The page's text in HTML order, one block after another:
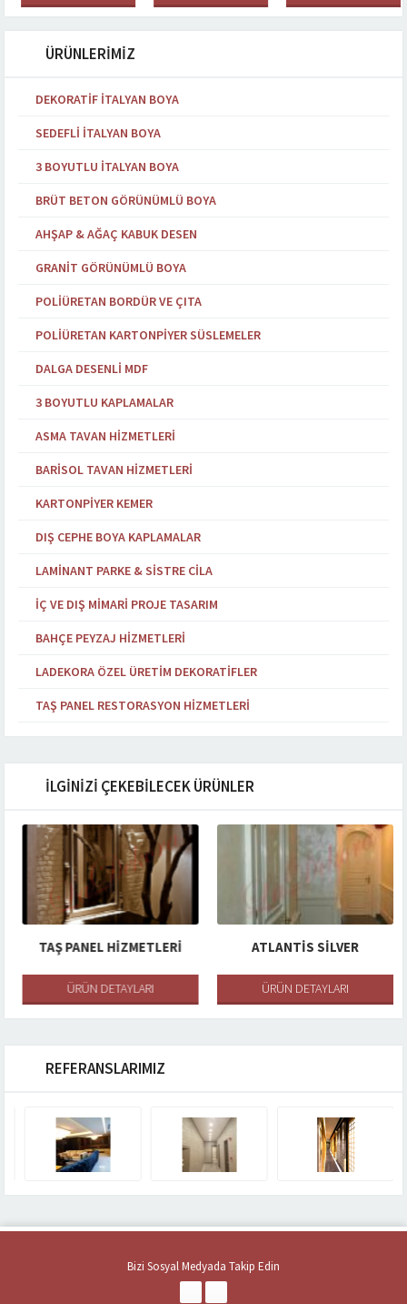
ÜRÜNLERİMİZ
DEKORATIF İTALYAN BOYA
SEDEFLI İTALYAN BOYA
3 BOYUTLU İTALYAN BOYA
BRÜT BETON GÖRÜNÜMLÜ BOYA
AHŞAP & AĞAÇ KABUK DESEN
GRANIT GÖRÜNÜMLÜ BOYA
POLIÜRETAN BORDÜR VE ÇITA
POLIÜRETAN KARTONPIYER SÜSLEMELER
DALGA DESENLI MDF
3 BOYUTLU KAPLAMALAR
ASMA TAVAN HIZMETLERI
BARISOL TAVAN HIZMETLERI
KARTONPIYER KEMER
DIŞ CEPHE BOYA KAPLAMALAR
LAMINANT PARKE & SISTRE CILA
İÇ VE DIŞ MIMARI PROJE TASARIM
BAHÇE PEYZAJ HIZMETLERI
LADEKORA ÖZEL ÜRETIM DEKORATIFLER
TAŞ PANEL RESTORASYON HIZMETLERI
İLGİNİZİ ÇEKEBİLECEK ÜRÜNLER
TAŞ PANEL HIZMETLERI
ÜRÜN DETAYLARI
ATLANTIS SILVER
ÜRÜN DETAYLARI
REFERANSLARIMIZ
Bizi Sosyal Medyada Takip Edin